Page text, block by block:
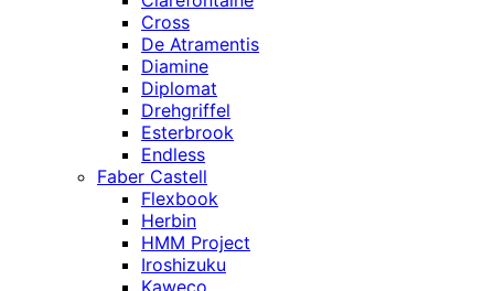
Cross
De Atramentis
Diamine
Diplomat
Drehgriffel
Esterbrook
Endless
Faber Castell
Flexbook
Herbin
HMM Project
Iroshizuku
Kaweco